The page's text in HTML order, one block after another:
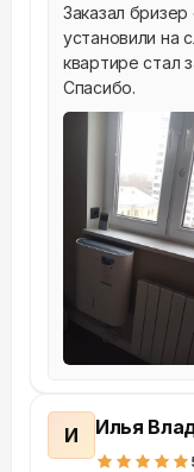
Заказал
установили на
квартире стал
Спасибо.
И Илья